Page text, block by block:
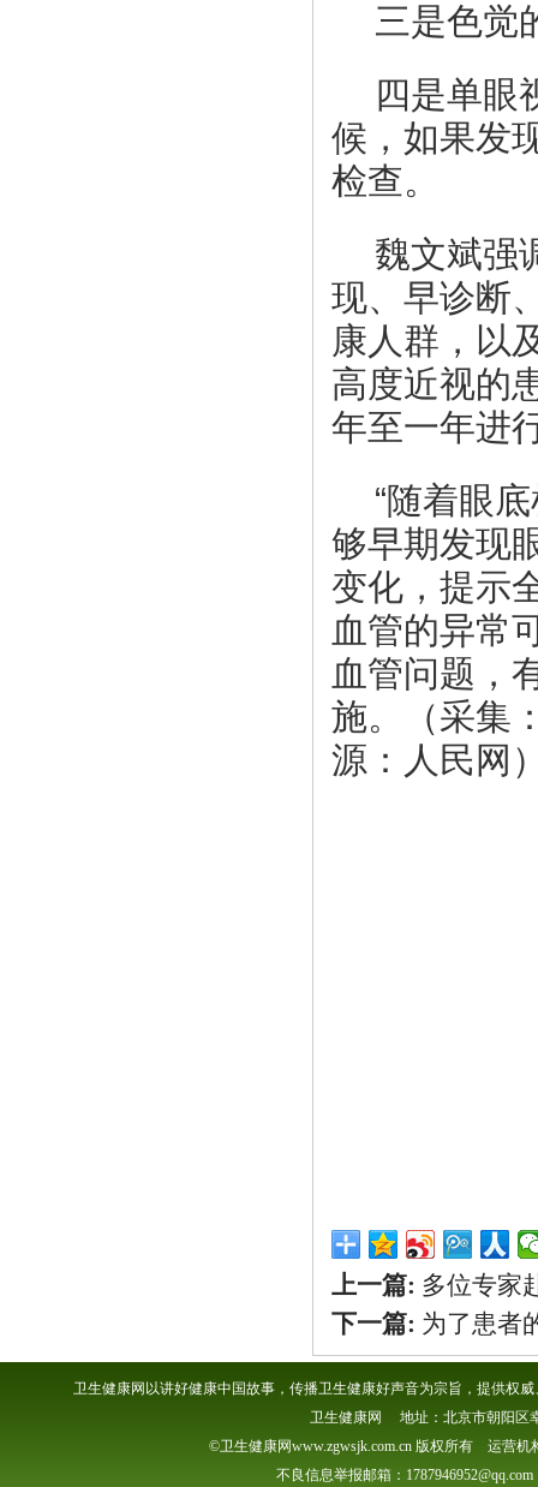
三是色觉
四是单眼
候，如果发
检查。
魏文斌强
现、早诊断
康人群，以
高度近视的
年至一年进
“随着眼
够早期发现
变化，提示
血管的异常
血管问题，
施。（采集
源：人民网
上一篇: 多位专家
下一篇: 为了患者
卫生健康网以讲好健康中国故事，传播卫生健康好声音为宗旨，提供权
卫生健康网 地址：北京市朝阳区
©卫生健康网www.zgwsjk.com.cn 版权所有 运营
不良信息举报邮箱：